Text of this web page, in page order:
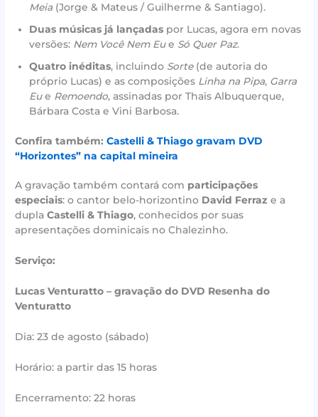
Meia(Jorge & Mateus / Guilherme & Santiago).
Duas músicas já lançadas por Lucas, agora em novas
versões: Nem Você Nem Eue Só Quer Paz.
Quatro inéditas, incluindo Sorte(de autoria do
próprio Lucas) e as composições Linha na Pipa, Garra
Eue Remoendo, assinadas por Thais Albuquerque,
Bárbara Costa e Vini Barbosa.
Confira também:Castelli & Thiago gravam DVD
“Horizontes” na capital mineira
A gravação também contará com participações
especiais: o cantor belo-horizontino David Ferraz e a
duplaCastelli & Thiago, conhecidos por suas
apresentações dominicais no Chalezinho.
Serviço:
Lucas Venturatto – gravação do DVD Resenha do
Venturatto
Dia: 23 de agosto (sábado)
Horário: a partir das 15 horas
Encerramento: 22 horas